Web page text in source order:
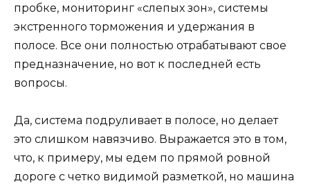
пробке, мониторинг «слепых зон», системы
экстренного торможения и удержания в
полосе. Все они полностью отрабатывают свое
предназначение, но вот к последней есть
вопросы.
Да, система подруливает в полосе, но делает
это слишком навязчиво. Выражается это в том,
что, к примеру, мы едем по прямой ровной
дороге с четко видимой разметкой, но машина